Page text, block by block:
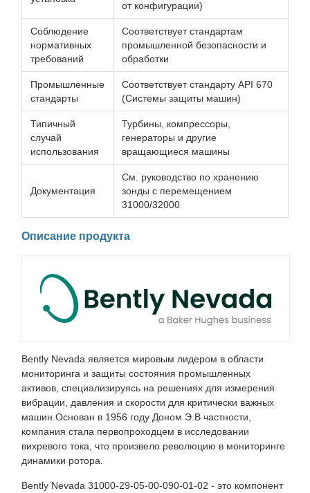
от конфигурации)
Соблюдение
нормативных
требований
Соответствует стандартам
промышленной безопасности и
обработки
Промышленные
стандарты
Соответствует стандарту API 670
(Системы защиты машин)
Типичный
случай
использования
Турбины, компрессоры,
генераторы и другие
вращающиеся машины
Документация
См. руководство по хранению
зонды с перемещением
31000/32000
Описание продукта
Bently Nevada является мировым лидером в области
мониторинга и защиты состояния промышленных
активов, специализируясь на решениях для измерения
вибрации, давления и скорости для критически важных
машин.Основан в 1956 году Доном Э.В частности,
компания стала первопроходцем в исследовании
вихревого тока, что произвело революцию в мониторинге
динамики ротора.
Bently Nevada 31000-29-05-00-090-01-02 - это компонент